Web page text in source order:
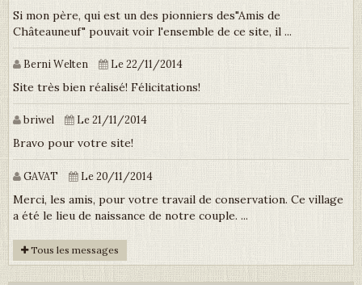
Si mon père, qui est un des pionniers des"Amis de
Châteauneuf" pouvait voir l'ensemble de ce site, il ...
Berni Welten Le 22/11/2014
Site très bien réalisé! Félicitations!
briwel Le 21/11/2014
Bravo pour votre site!
GAVAT Le 20/11/2014
Merci, les amis, pour votre travail de conservation. Ce village
a été le lieu de naissance de notre couple. ...
Tous les messages